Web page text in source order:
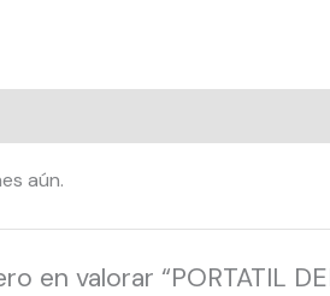
aún.
en valorar “PORTATIL